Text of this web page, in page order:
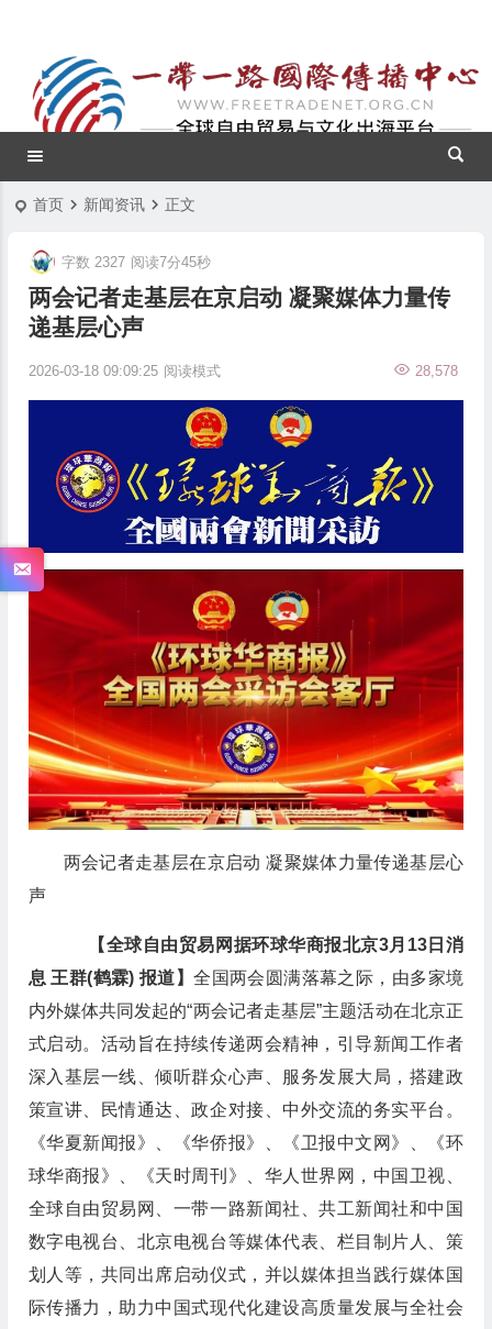
首页 新闻资讯 正文
两会记者走基层在京启动 凝聚媒体力量传
递基层心声
2026-03-18 09:09:25 28,578
字数 2327 阅读7分45秒
阅读模式
两会记者走基层在京启动 凝聚媒体力量传递基层心
声
【全球自由贸易网据环球华商报北京3月13日消
息 王群(鹤霖) 报道】全国两会圆满落幕之际，由多家境
内外媒体共同发起的“两会记者走基层”主题活动在北京正
式启动。活动旨在持续传递两会精神，引导新闻工作者
深入基层一线、倾听群众心声、服务发展大局，搭建政
策宣讲、民情通达、政企对接、中外交流的务实平台。
《华夏新闻报》、《华侨报》、《卫报中文网》、《环
球华商报》、《天时周刊》、华人世界网，中国卫视、
全球自由贸易网、一带一路新闻社、共工新闻社和中国
数字电视台、北京电视台等媒体代表、栏目制片人、策
划人等，共同出席启动仪式，并以媒体担当践行媒体国
际传播力，助力中国式现代化建设高质量发展与全社会